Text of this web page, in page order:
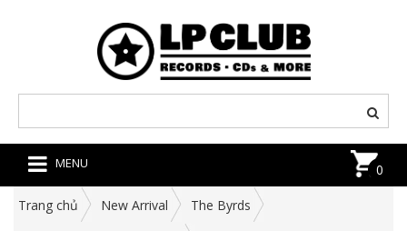
MENU 0
Trang chủ New Arrival The Byrds